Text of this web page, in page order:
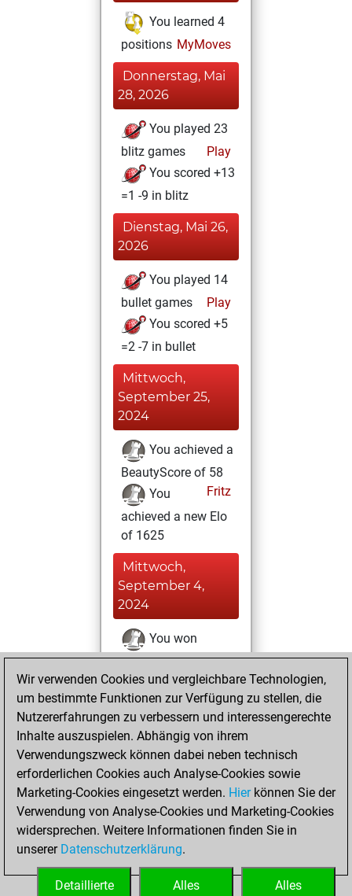
You learned 4
positions MyMoves
Donnerstag, Mai
28, 2026
You played 23
blitz games
Play
You scored +13
=1 -9 in blitz
Dienstag, Mai 26,
2026
You played 14
bullet games
Play
You scored +5
=2 -7 in bullet
Mittwoch,
September 25,
2024
You achieved a
BeautyScore of 58
Fritz
You
achieved a new Elo
of 1625
Mittwoch,
September 4,
2024
You won
against Fritz
Fritz
Mittwoch,
November 8, 2023
You created
your Studies account
Studies
Mittwoch,
April 26, 2023
You created
your Fritz account
Wir verwenden Cookies und vergleichbare Technologien,
um bestimmte Funktionen zur Verfügung zu stellen, die
Nutzererfahrungen zu verbessern und interessengerechte
Inhalte auszuspielen. Abhängig von ihrem
Verwendungszweck können dabei neben technisch
erforderlichen Cookies auch Analyse-Cookies sowie
Marketing-Cookies eingesetzt werden. Hierkönnen Sie der
Verwendung von Analyse-Cookies und Marketing-Cookies
widersprechen. Weitere Informationen finden Sie in
unserer Datenschutzerklärung.
Alles
Alles
Detaillierte